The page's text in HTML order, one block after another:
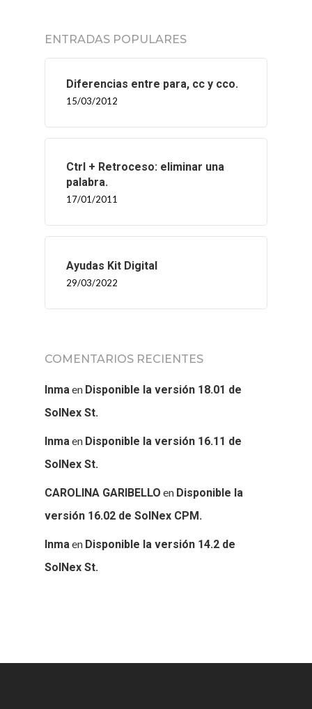
ENTRADAS POPULARES
Diferencias entre para, cc y cco.
15/03/2012
Ctrl + Retroceso: eliminar una
palabra.
17/01/2011
Ayudas Kit Digital
29/03/2022
COMENTARIOS RECIENTES
Inmaen Disponible la versión 18.01 de
SolNex St.
Inmaen Disponible la versión 16.11 de
SolNex St.
CAROLINA GARIBELLO en Disponible la
versión 16.02 de SolNex CPM.
Inmaen Disponible la versión 14.2 de
SolNex St.